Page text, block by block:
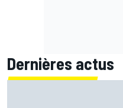
Dernières actus